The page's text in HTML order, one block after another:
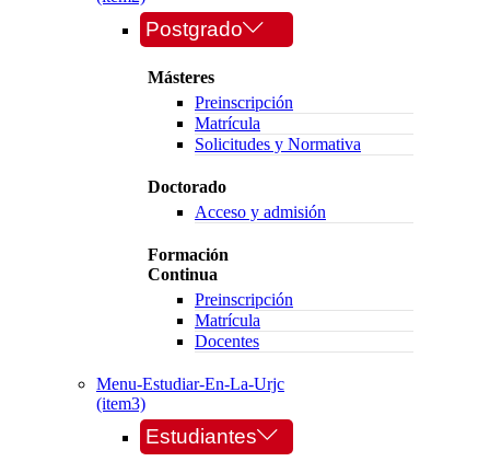
Postgrado
Másteres
Preinscripción
Matrícula
Solicitudes y Normativa
Doctorado
Acceso y admisión
Formación
Continua
Preinscripción
Matrícula
Docentes
Menu-Estudiar-En-La-Urjc
(item3)
Estudiantes